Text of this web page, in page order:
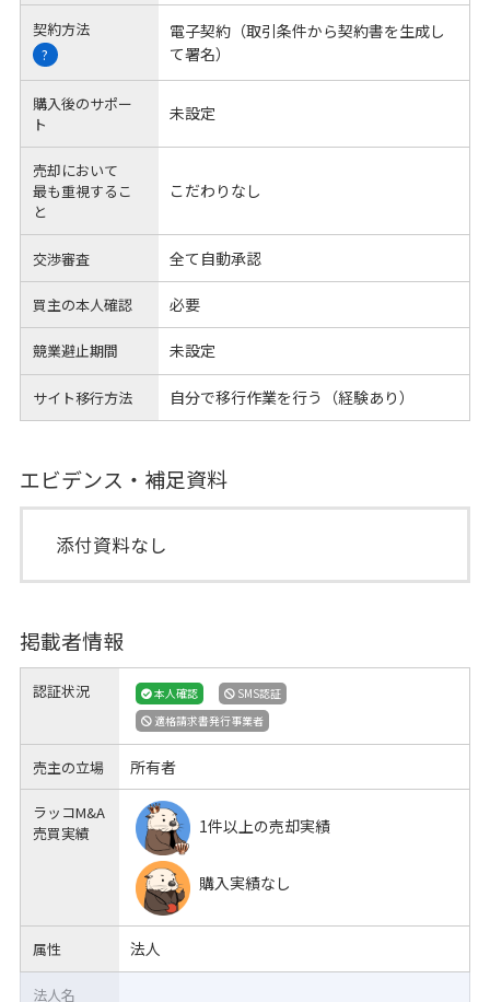
契約方法
?
電子契約（取引条件から契約書を生成し
て署名）
購入後のサポー
ト
未設定
売却において
最も重視するこ
と
こだわりなし
交渉審査 全て自動承認
買主の本人確認 必要
競業避止期間 未設定
サイト移行方法 自分で移行作業を行う（経験あり）
エビデンス・補足資料
添付資料なし
掲載者情報
認証状況 本人確認
SMS認証
適格請求書発行事業者
売主の立場 所有者
ラッコM&A
売買実績
1件以上の売却実績
購入実績なし
属性 法人
法人名